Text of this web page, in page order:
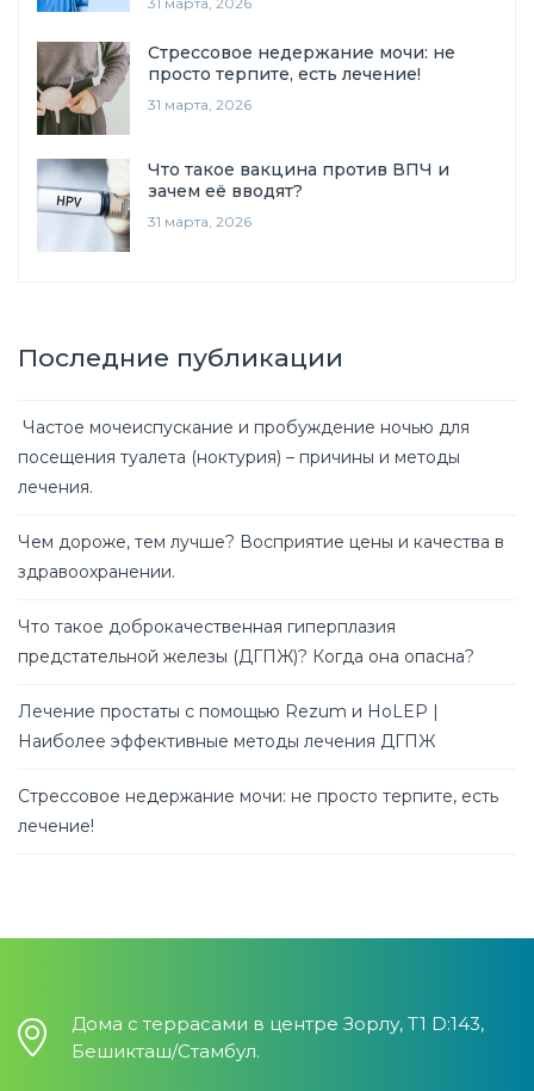
Стрессовое недержание мочи: не
просто терпите, есть лечение!
31 марта, 2026
Что такое вакцина против ВПЧ и
зачем её вводят?
31 марта, 2026
Последние публикации
Частое мочеиспускание и пробуждение ночью для
посещения туалета (ноктурия) – причины и методы
лечения.
Чем дороже, тем лучше? Восприятие цены и качества в
здравоохранении.
Что такое доброкачественная гиперплазия
предстательной железы (ДГПЖ)? Когда она опасна?
Лечение простаты с помощью Rezum и HoLEP |
Наиболее эффективные методы лечения ДГПЖ
Стрессовое недержание мочи: не просто терпите, есть
лечение!
Дома с террасами в центре Зорлу, T1 D:143,
Бешикташ/Стамбул.